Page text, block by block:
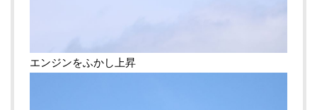
エンジンをふかし上昇